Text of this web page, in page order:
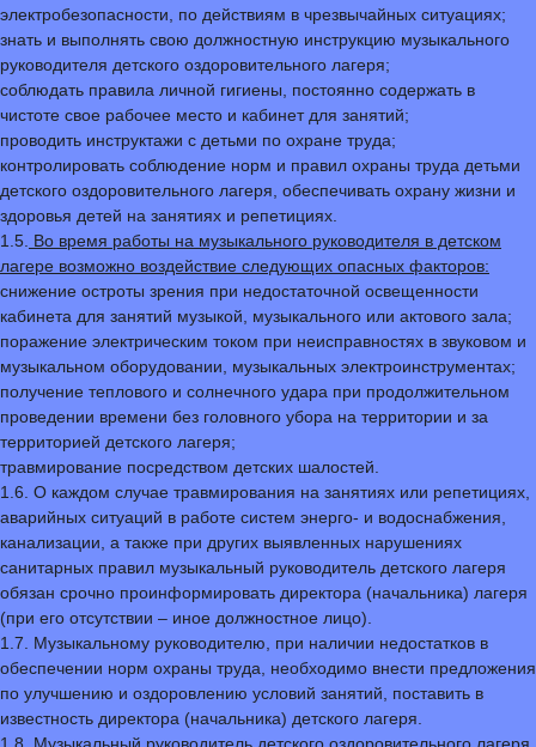
электробезопасности, по действиям в чрезвычайных ситуациях;
знать и выполнять свою должностную инструкцию музыкального
руководителя детского оздоровительного лагеря;
соблюдать правила личной гигиены, постоянно содержать в
чистоте свое рабочее место и кабинет для занятий;
проводить инструктажи с детьми по охране труда;
контролировать соблюдение норм и правил охраны труда детьми
детского оздоровительного лагеря, обеспечивать охрану жизни и
здоровья детей на занятиях и репетициях.
1.5. Во время работы на музыкального руководителя в детском
лагере возможно воздействие следующих опасных факторов:
снижение остроты зрения при недостаточной освещенности
кабинета для занятий музыкой, музыкального или актового зала;
поражение электрическим током при неисправностях в звуковом и
музыкальном оборудовании, музыкальных электроинструментах;
получение теплового и солнечного удара при продолжительном
проведении времени без головного убора на территории и за
территорией детского лагеря;
травмирование посредством детских шалостей.
1.6. О каждом случае травмирования на занятиях или репетициях,
аварийных ситуаций в работе систем энерго- и водоснабжения,
канализации, а также при других выявленных нарушениях
санитарных правил музыкальный руководитель детского лагеря
обязан срочно проинформировать директора (начальника) лагеря
(при его отсутствии – иное должностное лицо).
1.7. Музыкальному руководителю, при наличии недостатков в
обеспечении норм охраны труда, необходимо внести предложения
по улучшению и оздоровлению условий занятий, поставить в
известность директора (начальника) детского лагеря.